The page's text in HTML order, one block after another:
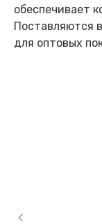
обеспечивает
Поставляются
для оптовых